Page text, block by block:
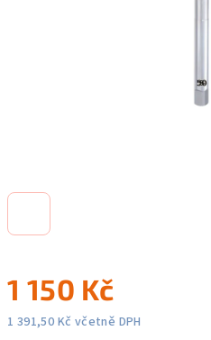
1 150 Kč
1 391,50 Kč včetně DPH